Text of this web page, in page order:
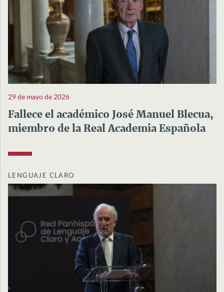
29 de mayo de 2026
Fallece el académico José Manuel Blecua,
miembro de la Real Academia Española
LENGUAJE CLARO